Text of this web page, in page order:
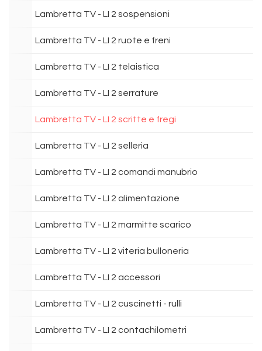
Lambretta TV - LI 2 sospensioni
Lambretta TV - LI 2 ruote e freni
Lambretta TV - LI 2 telaistica
Lambretta TV - LI 2 serrature
Lambretta TV - LI 2 scritte e fregi
Lambretta TV - LI 2 selleria
Lambretta TV - LI 2 comandi manubrio
Lambretta TV - LI 2 alimentazione
Lambretta TV - LI 2 marmitte scarico
Lambretta TV - LI 2 viteria bulloneria
Lambretta TV - LI 2 accessori
Lambretta TV - LI 2 cuscinetti - rulli
Lambretta TV - LI 2 contachilometri